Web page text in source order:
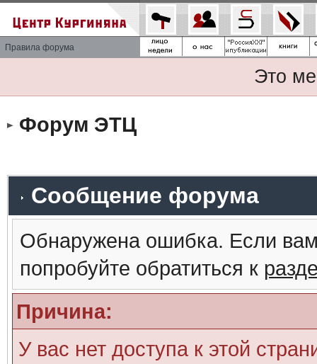
Правила форума
Это
Форум ЭТЦ
Сообщение форума
Обнаружена ошибка. Если
попробуйте обратиться к
Причина:
У вас нет доступа к этой